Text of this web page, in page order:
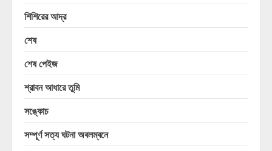
শিশিরের আদ্র
শেষ
শেষ পেইজ
শ্রাবন আধারে তুমি
সঙ্কোচ
সম্পূর্ণ সত্য ঘটনা অবলম্বনে